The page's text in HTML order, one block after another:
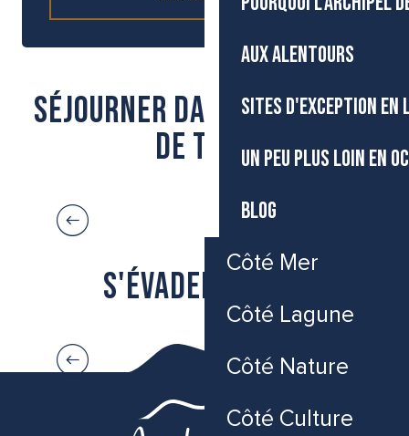
AUX ALENTOURS
SITES D'EXCEPTION EN
UN PEU PLUS LOIN EN
BLOG
Côté Mer
Côté Lagune
Côté Nature
Côté Culture
Séjourner dans l'Archipel
de Thau
Que faire dans l’Archipel de Thau
S'évader vers...
Balaruc-le-Vieux